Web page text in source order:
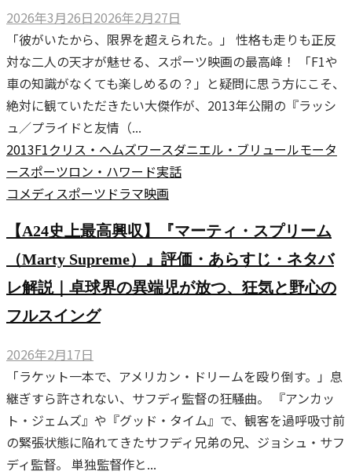
2026年3月26日2026年2月27日
「彼がいたから、限界を超えられた。」 性格も走りも正反
対な二人の天才が魅せる、スポーツ映画の最高峰！ 「F1や
車の知識がなくても楽しめるの？」と疑問に思う方にこそ、
絶対に観ていただきたい大傑作が、2013年公開の『ラッシ
ュ／プライドと友情（...
2013F1クリス・ヘムズワースダニエル・ブリュールモータ
ースポーツロン・ハワード実話
コメディ スポーツ ドラマ映画
【A24史上最高興収】『マーティ・スプリーム
（Marty Supreme）』評価・あらすじ・ネタバ
レ解説｜卓球界の異端児が放つ、狂気と野心の
フルスイング
2026年2月17日
「ラケット一本で、アメリカン・ドリームを殴り倒す。」息
継ぎすら許されない、サフディ監督の狂騒曲。 『アンカッ
ト・ジェムズ』や『グッド・タイム』で、観客を過呼吸寸前
の緊張状態に陥れてきたサフディ兄弟の兄、ジョシュ・サフ
ディ監督。 単独監督作と...